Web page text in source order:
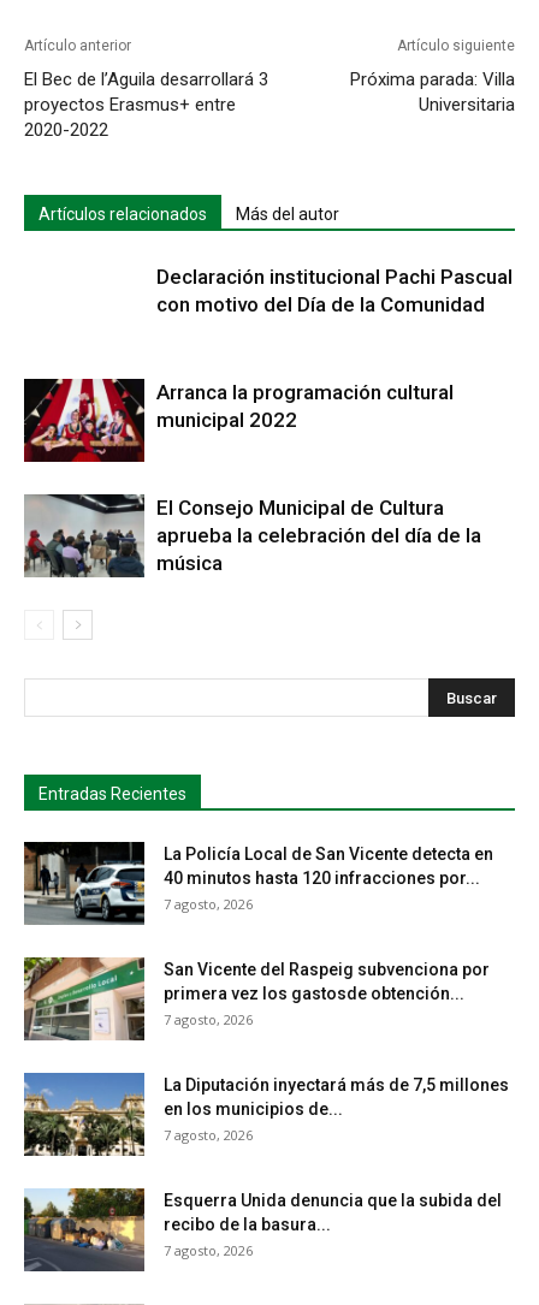
Artículo anterior
El Bec de l’Aguila desarrollará 3
proyectos Erasmus+ entre
2020-2022
Artículo siguiente
Próxima parada: Villa
Universitaria
Artículos relacionados Más del autor
Declaración institucional Pachi Pascual
con motivo del Día de la Comunidad
Arranca la programación cultural
municipal 2022
El Consejo Municipal de Cultura
aprueba la celebración del día de la
música
Entradas Recientes
La Policía Local de San Vicente detecta en
40 minutos hasta 120 infracciones por...
7 agosto, 2026
San Vicente del Raspeig subvenciona por
primera vez los gastosde obtención...
7 agosto, 2026
La Diputación inyectará más de 7,5 millones
en los municipios de...
7 agosto, 2026
Esquerra Unida denuncia que la subida del
recibo de la basura...
7 agosto, 2026